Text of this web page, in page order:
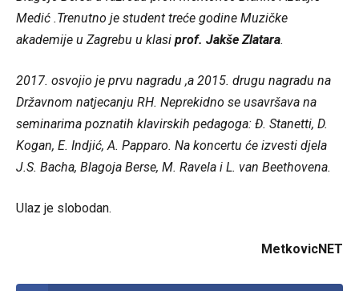
Medić .Trenutno je student treće godine Muzičke
akademije u Zagrebu u klasi prof. Jakše Zlatara.
2017. osvojio je prvu nagradu ,a 2015. drugu nagradu na
Državnom natjecanju RH. Neprekidno se usavršava na
seminarima poznatih klavirskih pedagoga: Đ. Stanetti, D.
Kogan, E. Indjić, A. Papparo. Na koncertu će izvesti djela
J.S. Bacha, Blagoja Berse, M. Ravela i L. van Beethovena.
Ulaz je slobodan.
MetkovicNET